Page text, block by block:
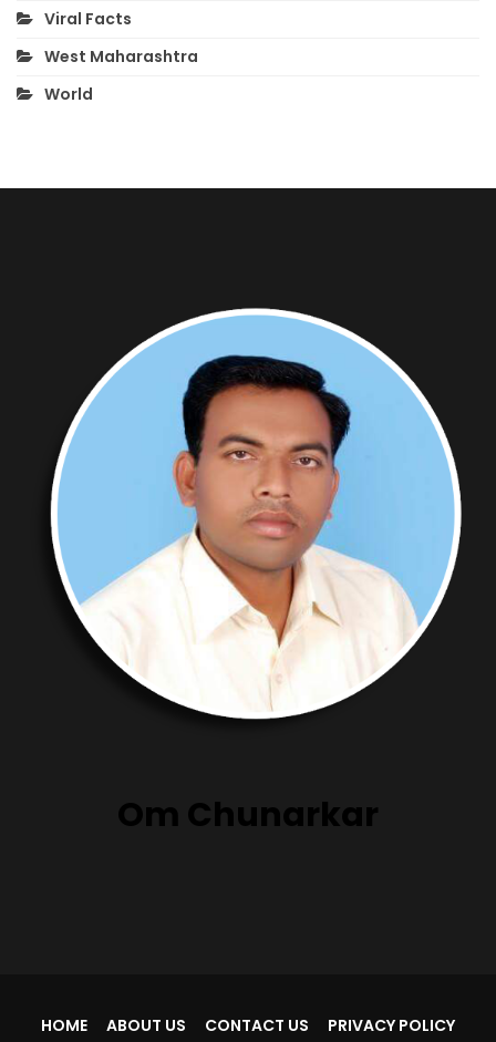
Viral Facts
West Maharashtra
World
Om Chunarkar
HOME ABOUT US CONTACT US PRIVACY POLICY